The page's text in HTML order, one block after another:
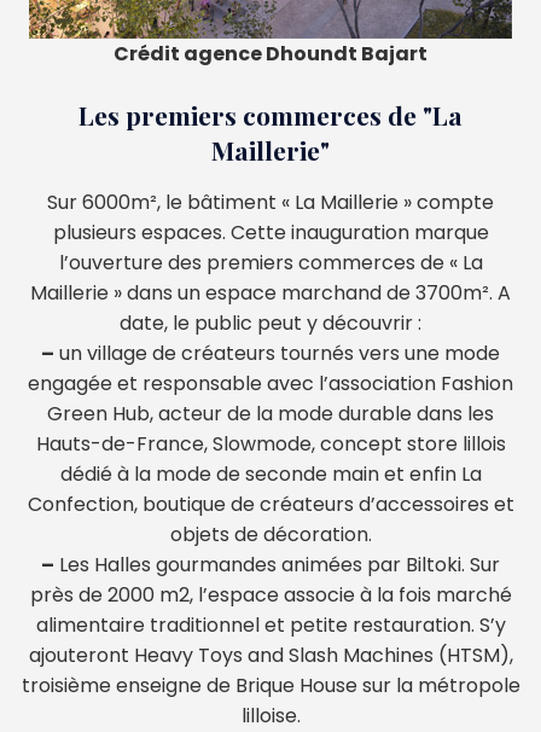
Crédit agence Dhoundt Bajart
Les premiers commerces de "La
Maillerie"
Sur 6000m², le bâtiment « La Maillerie » compte
plusieurs espaces. Cette inauguration marque
l’ouverture des premiers commerces de « La
Maillerie » dans un espace marchand de 3700m². A
date, le public peut y découvrir :
– un village de créateurs tournés vers une mode
engagée et responsable avec l’association Fashion
Green Hub, acteur de la mode durable dans les
Hauts-de-France, Slowmode, concept store lillois
dédié à la mode de seconde main et enfin La
Confection, boutique de créateurs d’accessoires et
objets de décoration.
– Les Halles gourmandes animées par Biltoki. Sur
près de 2000 m2, l’espace associe à la fois marché
alimentaire traditionnel et petite restauration. S’y
ajouteront Heavy Toys and Slash Machines (HTSM),
troisième enseigne de Brique House sur la métropole
lilloise.